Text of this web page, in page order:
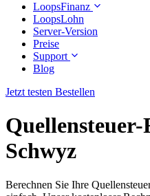
LoopsFinanz
LoopsLohn
Server-Version
Preise
Support
Blog
Jetzt testen Bestellen
Schwyz
Berechnen Sie Ihre